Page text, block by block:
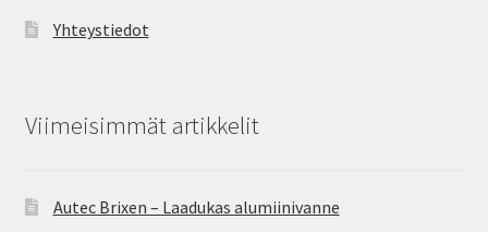
Yhteystiedot
Viimeisimmät artikkelit
Autec Brixen – Laadukas alumiinivanne